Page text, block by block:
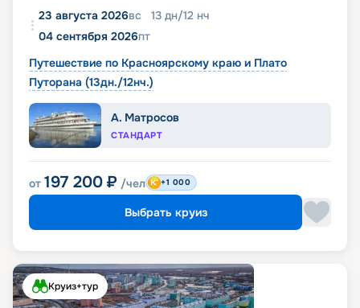
23 августа 2026вс 13 дн/12 нч
04 сентября 2026пт
Путешествие по Красноярскому краю и Плато
Путорана (13дн./12нч.)
А. Матросов
СТАНДАРТ
от 197 200 ₽ /чел +1 000
Выбрать круиз
Круиз+тур